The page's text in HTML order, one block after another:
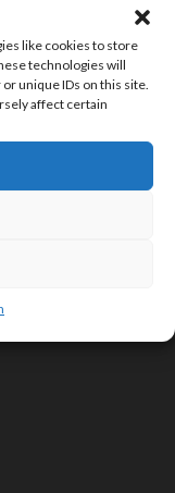
like cookies to store
technologies will
unique IDs on this site.
affect certain